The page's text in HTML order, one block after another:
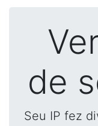
de
Seu IP fez